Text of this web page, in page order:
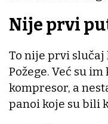
Nije prvi
To nije prvi slučaj
Požege. Već su
kompresor, a
panoi koje su bili